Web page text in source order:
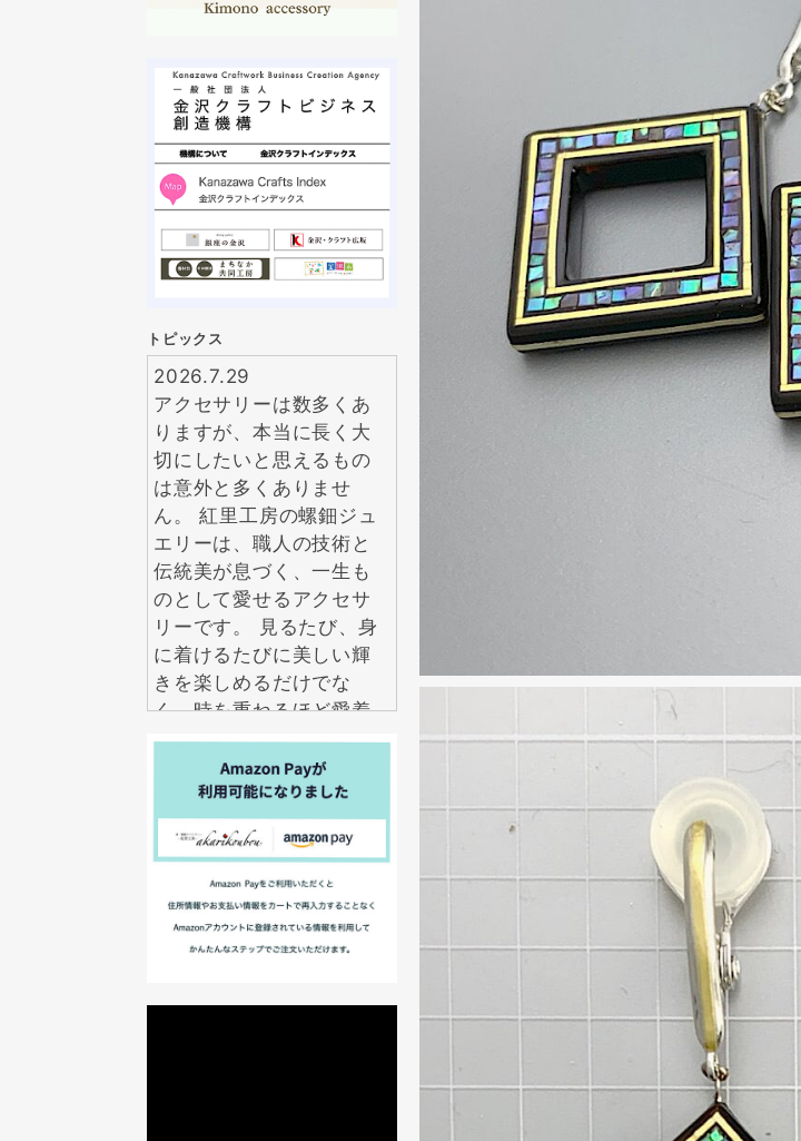
トピックス
2026.7.29
アクセサリーは数多くあ
りますが、本当に長く大
切にしたいと思えるもの
は意外と多くありませ
ん。 紅里工房の螺鈿ジュ
エリーは、職人の技術と
伝統美が息づく、一生も
のとして愛せるアクセサ
リーです。 見るたび、身
に着けるたびに美しい輝
きを楽しめるだけでな
く、時を重ねるほど愛着
も深まります。 毎日の自
分を少し誇らしくしてく
れる特別な一品を、ぜひ
手に取ってみてくださ
い。
2026.7.22
伝統工芸というと特別な